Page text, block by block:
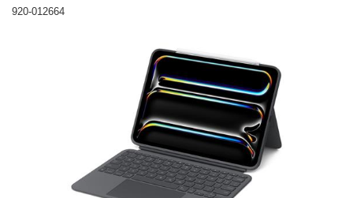
920-012664